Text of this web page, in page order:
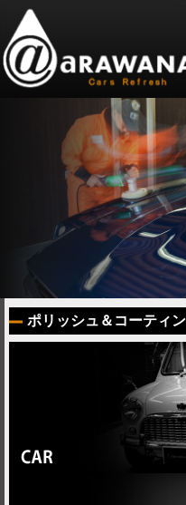
ポリッシュ＆コーティ